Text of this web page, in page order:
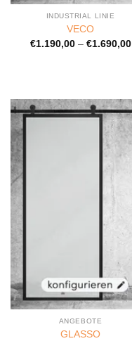
INDUSTRIAL LINIE
VECO
€1.190,00– €1.690,00
ANGEBOTE
GLASSO